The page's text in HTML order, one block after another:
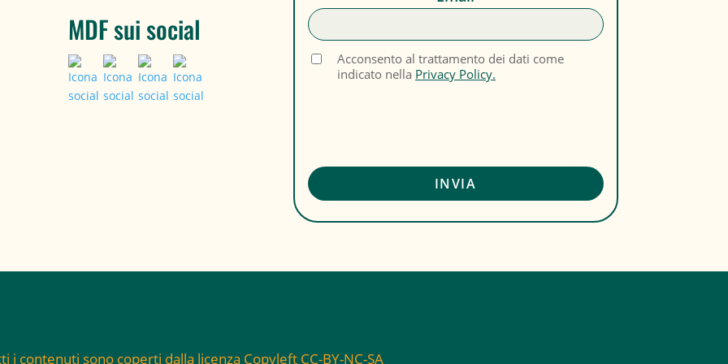
MDF sui social
Acconsento al trattamento dei dati come
indicato nella Privacy Policy.
i contenuti sono coperti dalla licenza Copyleft CC-BY-NC-SA